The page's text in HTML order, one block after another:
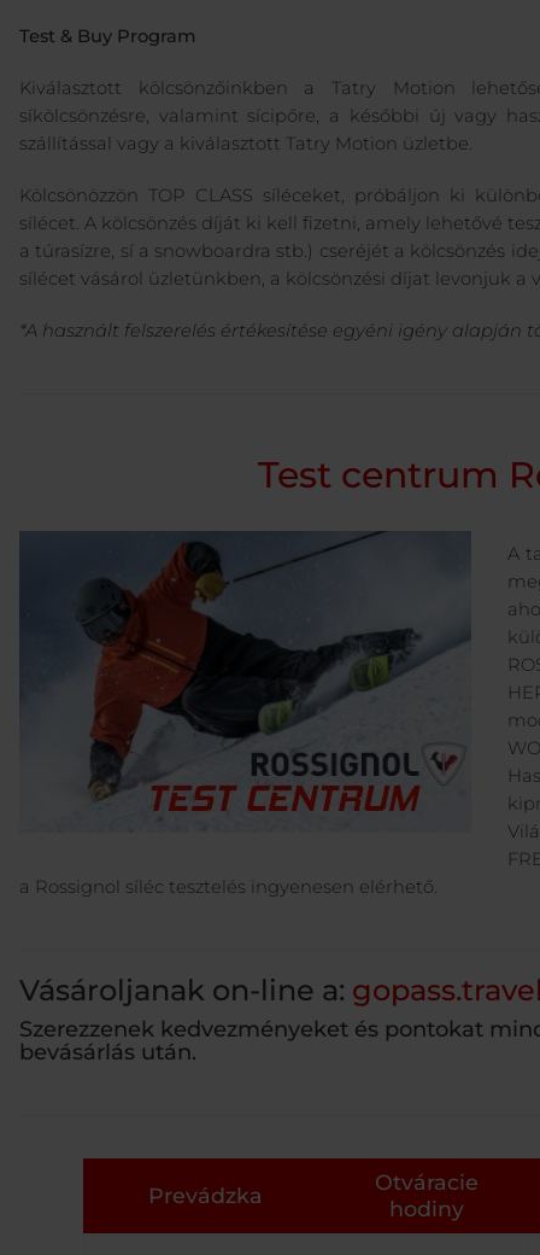
Test & Buy Program
Kiválasztott kölcsönzőinkben a Tatry Motion
síkölcsönzésre, valamint sícipőre, a későbbi új vagy
szállítással vagy a kiválasztott Tatry Motion üzletbe.
Kölcsönözzön TOP CLASS síléceket, próbáljon ki
sílécet. A kölcsönzés díját ki kell fizetni, amely lehetővé
a túrasízre, sí a snowboardra stb.) cseréjét a kölcsönzés
sílécet vásárol üzletünkben, a kölcsönzési díjat levonjuk a
*A használt felszerelés értékesítése egyéni igény alapján
Test centrum
A
a Rossignol síléc tesztelés ingyenesen elérhető.
Vásároljanak on-line a: gopass.travel
Szerezzenek kedvezményeket és pontokat
bevásárlás után.
Prevádzka
Otváracie
hodiny